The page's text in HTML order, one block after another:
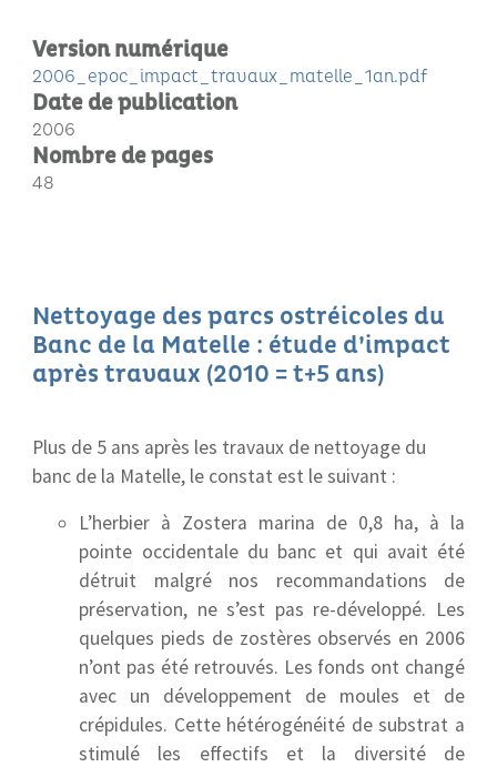
Version numérique
2006_epoc_impact_travaux_matelle_1an.pdf
Date de publication
2006
Nombre de pages
48
Nettoyage des parcs ostréicoles du
Banc de la Matelle : étude d’impact
après travaux (2010 = t+5 ans)
Plus de 5 ans après les travaux de nettoyage du
banc de la Matelle, le constat est le suivant :
L’herbier à Zostera marina de 0,8 ha, à la
pointe occidentale du banc et qui avait été
détruit malgré nos recommandations de
préservation, ne s’est pas re-développé. Les
quelques pieds de zostères observés en 2006
n’ont pas été retrouvés. Les fonds ont changé
avec un développement de moules et de
crépidules. Cette hétérogénéité de substrat a
stimulé les effectifs et la diversité de